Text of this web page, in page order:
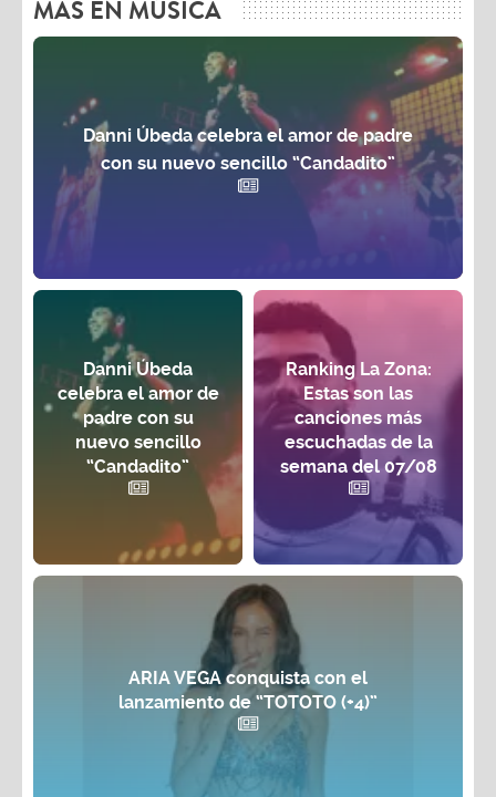
MAS EN MÚSICA
Danni Úbeda celebra el amor de padre
con su nuevo sencillo “Candadito”
Danni Úbeda
celebra el amor de
padre con su
nuevo sencillo
“Candadito”
Ranking La Zona:
Estas son las
canciones más
escuchadas de la
semana del 07/08
ARIA VEGA conquista con el
lanzamiento de “TOTOTO (+4)”